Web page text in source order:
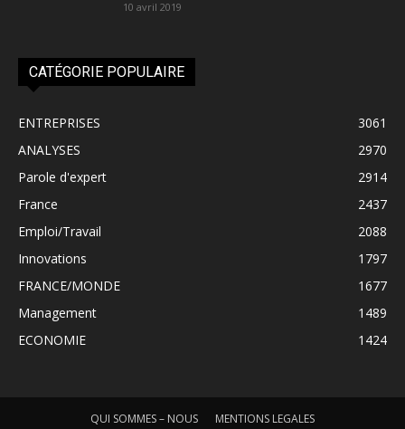
10 avril 2019
CATÉGORIE POPULAIRE
ENTREPRISES
3061
ANALYSES
2970
Parole d'expert
2914
France
2437
Emploi/Travail
2088
Innovations
1797
FRANCE/MONDE
1677
Management
1489
ECONOMIE
1424
QUI SOMMES – NOUS MENTIONS LEGALES